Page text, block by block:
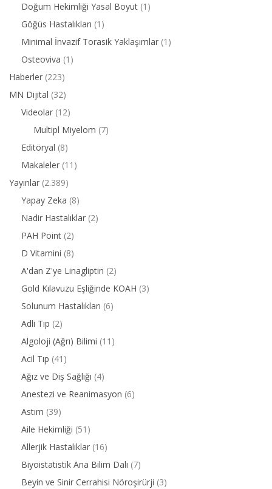
Doğum Hekimliği Yasal Boyut (1)
Göğüs Hastalıkları (1)
Minimal İnvazif Torasik Yaklaşımlar (1)
Osteoviva (1)
Haberler (223)
MN Dijital (32)
Videolar (12)
Multipl Miyelom (7)
Editöryal (8)
Makaleler (11)
Yayınlar (2.389)
Yapay Zeka (8)
Nadir Hastalıklar (2)
PAH Point (2)
D Vitamini (8)
A'dan Z'ye Linagliptin (2)
Gold Kılavuzu Eşliğinde KOAH (3)
Solunum Hastalıkları (6)
Adli Tıp (2)
Algoloji (Ağrı) Bilimi (11)
Acil Tıp (41)
Ağız ve Diş Sağlığı (4)
Anestezi ve Reanimasyon (6)
Astım (39)
Aile Hekimliği (51)
Allerjik Hastalıklar (16)
Biyoistatistik Ana Bilim Dalı (7)
Beyin ve Sinir Cerrahisi Nöroşirürji (3)